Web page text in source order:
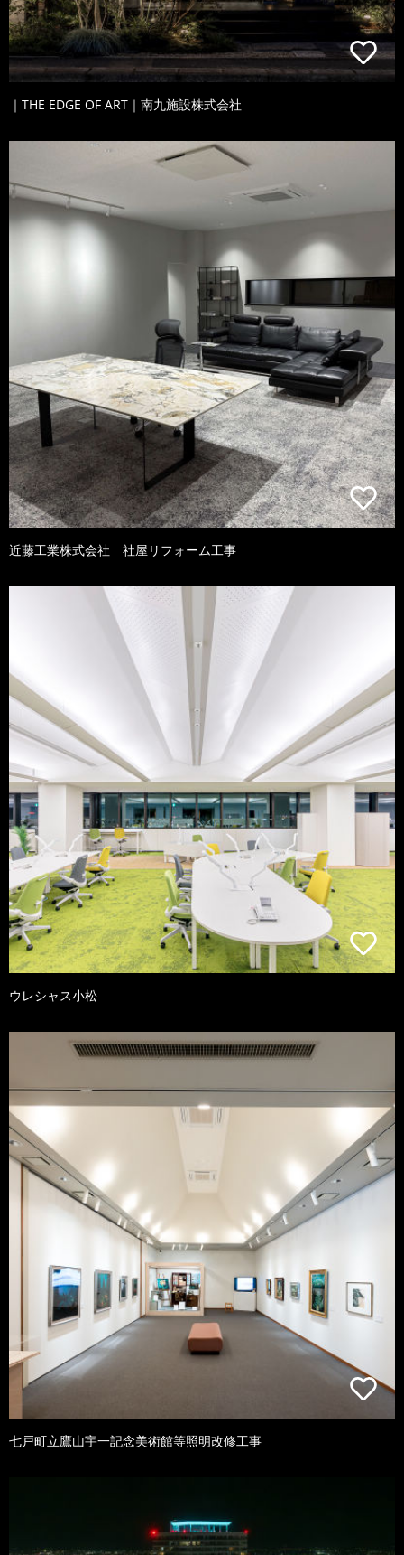
｜THE EDGE OF ART｜南九施設株式会社
近藤工業株式会社 社屋リフォーム工事
ウレシャス小松
七戸町立鷹山宇一記念美術館等照明改修工事